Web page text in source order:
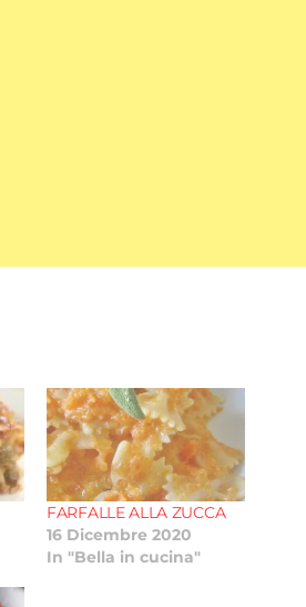
FARFALLE ALLA ZUCCA
16 Dicembre 2020
In "Bella in cucina"